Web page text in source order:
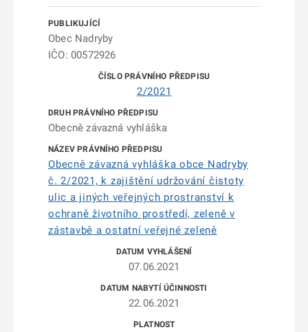
Obec Nadryby
IČO: 00572926
2/2021
Obecně závazná vyhláška
Obecně závazná vyhláška obce Nadryby
č. 2/2021, k zajištění udržování čistoty
ulic a jiných veřejných prostranství k
ochraně životního prostředí, zeleně v
zástavbě a ostatní veřejné zeleně
07.06.2021
22.06.2021